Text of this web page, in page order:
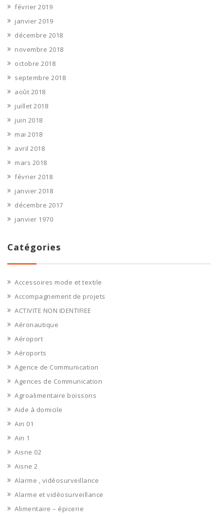
février 2019
janvier 2019
décembre 2018
novembre 2018
octobre 2018
septembre 2018
août 2018
juillet 2018
juin 2018
mai 2018
avril 2018
mars 2018
février 2018
janvier 2018
décembre 2017
janvier 1970
Catégories
Accessoires mode et textile
Accompagnement de projets
ACTIVITE NON IDENTIFIEE
Aéronautique
Aéroport
Aéroports
Agence de Communication
Agences de Communication
Agroalimentaire boissons
Aide à domicile
Ain 01
Ain 1
Aisne 02
Aisne 2
Alarme , vidéosurveillance
Alarme et vidéosurveillance
Alimentaire – épicerie